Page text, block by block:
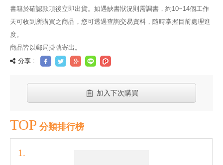
書籍於確認款項後立即出貨。如遇缺書狀況則需調書，約10~14個工作
天可收到所購買之商品，您可透過查詢交易資料，隨時掌握目前處理進
度。
商品皆以郵局掛號寄出。
分享 :
加入下次購買
TOP 分類排行榜